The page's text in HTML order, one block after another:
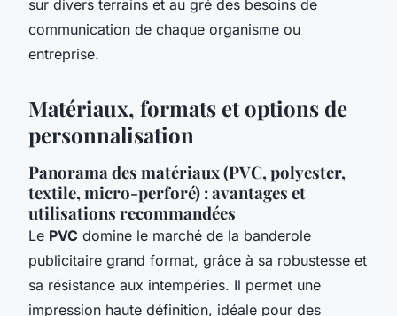
sur divers terrains et au gré des besoins de
communication de chaque organisme ou
entreprise.
Matériaux, formats et options de
personnalisation
Panorama des matériaux (PVC, polyester,
textile, micro-perforé) : avantages et
utilisations recommandées
Le PVC domine le marché de la banderole
publicitaire grand format, grâce à sa robustesse et
sa résistance aux intempéries. Il permet une
impression haute définition, idéale pour des